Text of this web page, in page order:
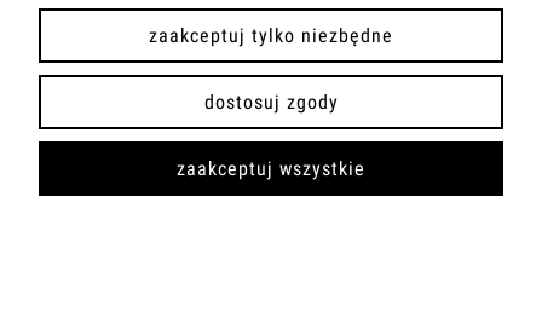
Sklep internetowy Shoper.pl
zaakceptuj tylko niezbędne
dostosuj zgody
zaakceptuj wszystkie